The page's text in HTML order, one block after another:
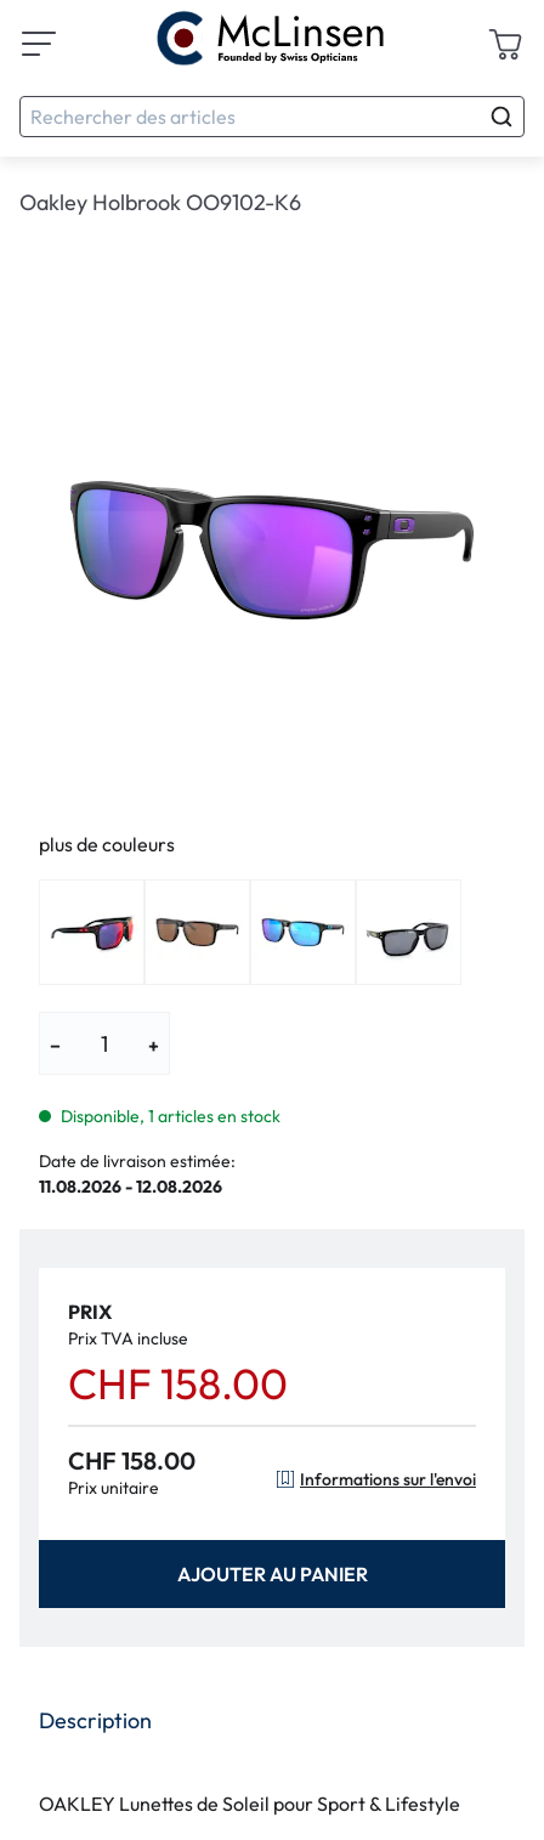
Oakley Holbrook OO9102-K6
plus de couleurs
− +
Disponible, 1 articles en stock
Date de livraison estimée:
11.08.2026 - 12.08.2026
PRIX
Prix TVA incluse
CHF 158.00
CHF 158.00
Prix unitaire Informations sur l'envoi
AJOUTER AU PANIER
Description
OAKLEY Lunettes de Soleil pour Sport & Lifestyle